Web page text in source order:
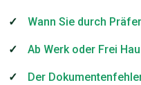
Wann Sie durch
Ab Werk oder Frei
Der